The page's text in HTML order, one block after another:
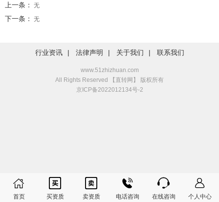
上一条： 无
下一条： 无
行业资讯 | 法律声明 | 关于我们 | 联系我们
www.51zhizhuan.com
All Rights Reserved 【直转网】 版权所有
京ICP备2022012134号-2

首页

买资质

卖资质

电话咨询

在线咨询

个人中心